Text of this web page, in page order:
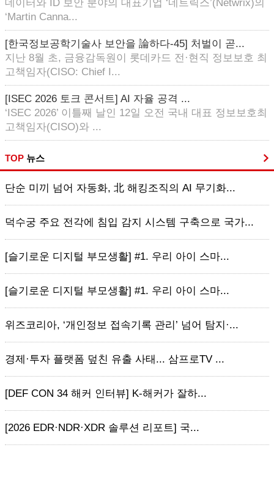
데이터와 ID 보안 분야의 대표기업 ‘네트릭스’(Netwrix)의
‘Martin Canna...
[한국정보공학기술사 보안을 論하다-45] 처벌이 곧...
지난 8월 초, 금융감독원이 롯데카드 전·현직 정보보호 최
고책임자(CISO: Chief I...
[ISEC 2026 토크 콘서트] AI 자율 공격 ...
‘ISEC 2026’ 이틀째 날인 12일 오전 국내 대표 정보보호최
고책임자(CISO)와 ...
TOP 뉴스
단순 미끼 넘어 자동화, 北 해킹조직의 AI 무기화...
덕수궁 주요 전각에 침입 감지 시스템 구축으로 국가...
[슬기로운 디지털 부모생활] #1. 우리 아이 스마...
[슬기로운 디지털 부모생활] #1. 우리 아이 스마...
위즈코리아, ‘개인정보 접속기록 관리’ 넘어 탐지·...
경제·투자 플랫폼 덮친 유출 사태... 삼프로TV ...
[DEF CON 34 해커 인터뷰] K-해커가 잘하...
[2026 EDR·NDR·XDR 솔루션 리포트] 국...